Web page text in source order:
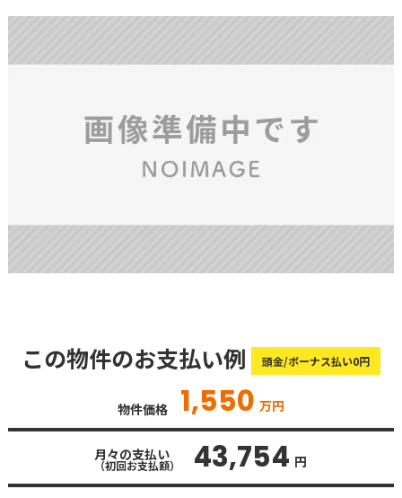
この物件のお支払い例 頭金/ボーナス払い0円
物件価格 1,550 万円
月々の支払い
（初回お支払額） 43,754 円